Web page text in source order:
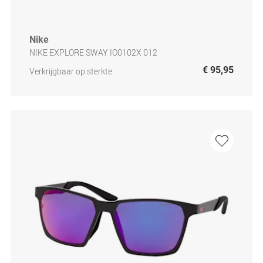
Nike
NIKE EXPLORE SWAY IO0102X 012
Verkrijgbaar op sterkte
€ 95,95